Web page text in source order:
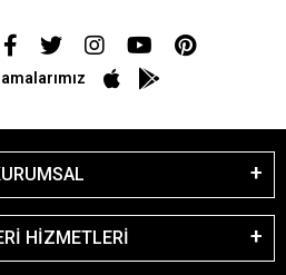
HİZMETLERİ